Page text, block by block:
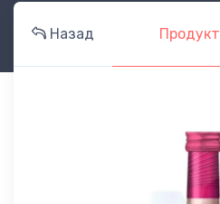
Назад Продукт